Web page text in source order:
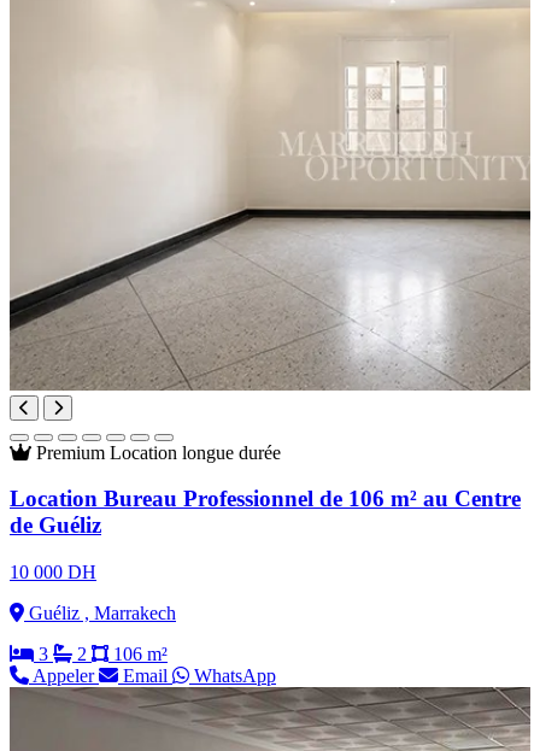
Premium Location longue durée
Location Bureau Professionnel de 106 m² au Centre
de Guéliz
10 000 DH
Guéliz , Marrakech
3
2
106 m²
Appeler
Email WhatsApp